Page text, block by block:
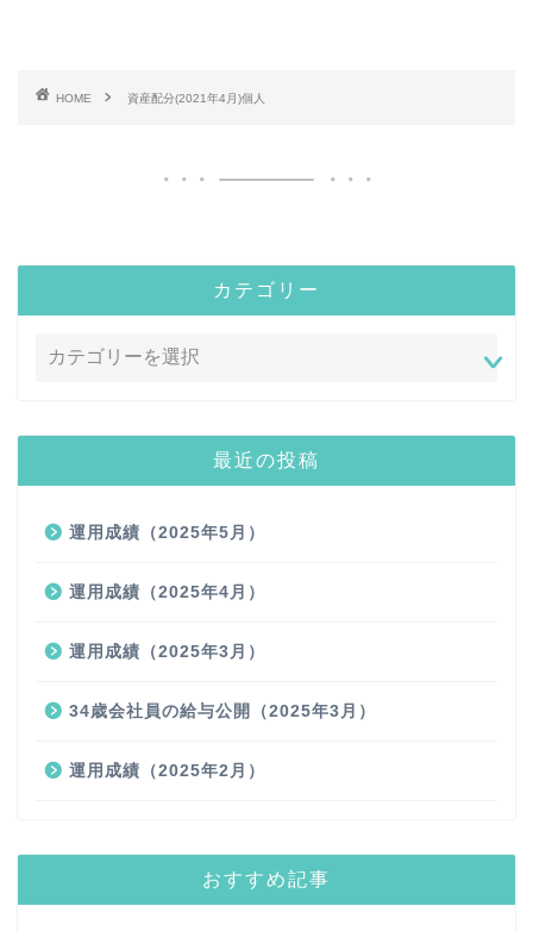
HOME 資産配分(2021年4月)個人
カテゴリー
最近の投稿
運用成績（2025年5月）
運用成績（2025年4月）
運用成績（2025年3月）
34歳会社員の給与公開（2025年3月）
運用成績（2025年2月）
おすすめ記事